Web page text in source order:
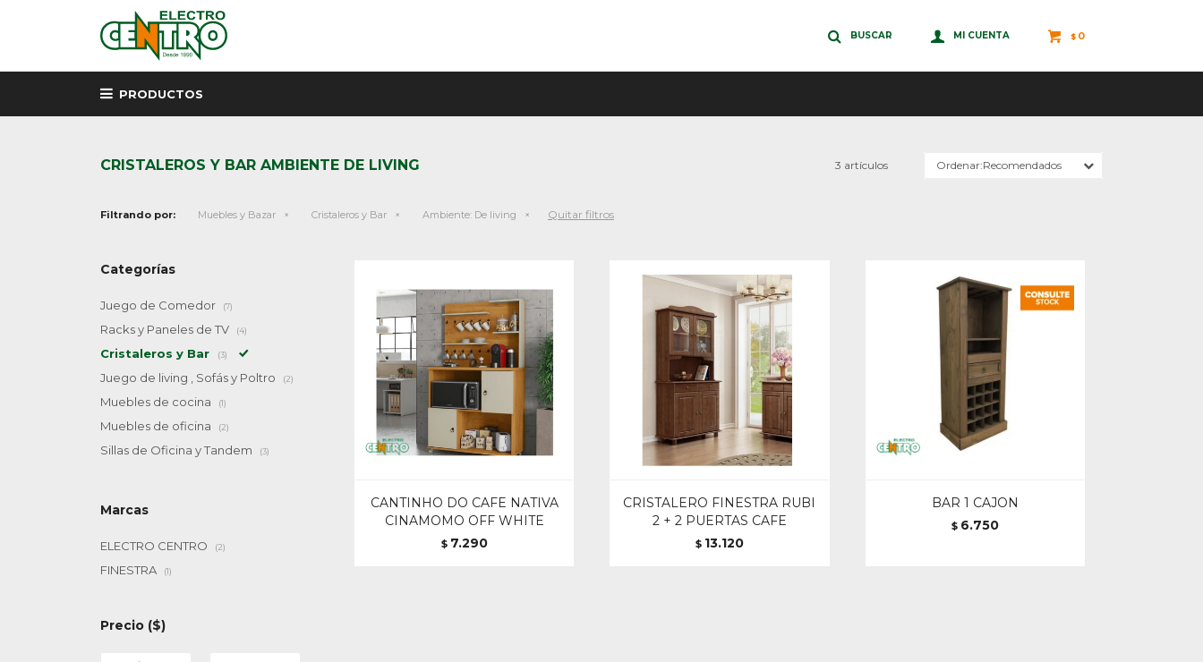
PRODUCTOS
$ 0
CRISTALEROS Y BAR AMBIENTE DE LIVING 3 artículos Recomendados
Filtrando por: Muebles y Bazar Cristaleros y Bar Ambiente: De living Quitar filtros
CANTINHO DO CAFE NATIVA
CINAMOMO OFF WHITE
$ 7.290
CRISTALERO FINESTRA RUBI
2 + 2 PUERTAS CAFE
$ 13.120
BAR 1 CAJON
$ 6.750
Categorías
Juego de Comedor (7)
Racks y Paneles de TV (4)
Cristaleros y Bar (3)
Juego de living , Sofás y Poltro (2)
Muebles de cocina (1)
Muebles de oficina (2)
Sillas de Oficina y Tandem (3)
Marcas
ELECTRO CENTRO (2)
FINESTRA (1)
Precio ($)